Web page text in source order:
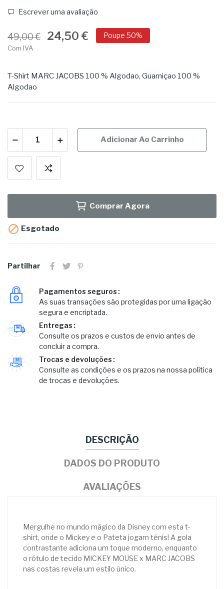
Escrever uma avaliação
49,00 € 24,50 € Poupe 50%
Com IVA
T-Shirt MARC JACOBS 100 % Algodao, Guarniçao 100 %
Algodao
Adicionar Ao Carrinho
Comprar Agora
 Esgotado
Partilhar
Pagamentos seguros
As suas transações são protegidas por uma ligação
segura e encriptada.
Entregas
Consulte os prazos e custos de envio antes de
concluir a compra.
Trocas e devoluções
Consulte as condições e os prazos na nossa política
de trocas e devoluções.
DESCRIÇÃO
DADOS DO PRODUTO
AVALIAÇÕES
Mergulhe no mundo mágico da Disney com esta t-
shirt, onde o Mickey e o Pateta jogam ténis! A gola
contrastante adiciona um toque moderno, enquanto
o rótulo de tecido MICKEY MOUSE x MARC JACOBS
nas costas revela um estilo único.